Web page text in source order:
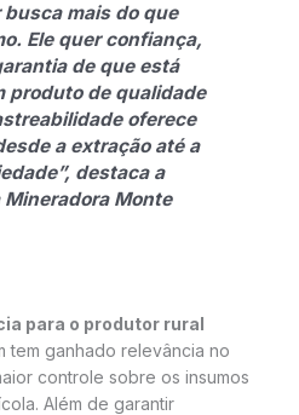
busca mais do que
Ele quer confiança,
de que está
produto de qualidade
oferece
a extração até a
destaca a
Monte
para o produtor rural
tem ganhado relevância no
controle sobre os insumos
Além de garantir